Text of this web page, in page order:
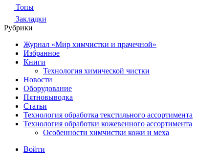
Топы
Закладки
Рубрики
Журнал «Мир химчистки и прачечной»
Избранное
Книги
Технология химической чистки
Новости
Оборудование
Пятновыводка
Статьи
Технология обработка текстильного ассортимента
Технология обработки кожевенного ассортимента
Особенности химчистки кожи и меха
Войти